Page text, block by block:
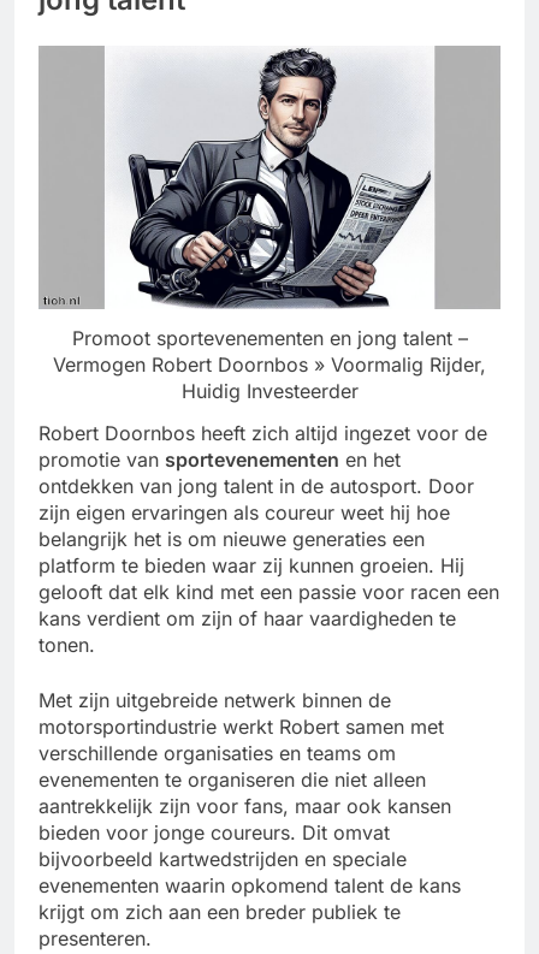
Promoot sportevenementen en jong talent –
Vermogen Robert Doornbos » Voormalig Rijder,
Huidig Investeerder
Robert Doornbos heeft zich altijd ingezet voor de
promotie van sportevenementen en het
ontdekken van jong talent in de autosport. Door
zijn eigen ervaringen als coureur weet hij hoe
belangrijk het is om nieuwe generaties een
platform te bieden waar zij kunnen groeien. Hij
gelooft dat elk kind met een passie voor racen een
kans verdient om zijn of haar vaardigheden te
tonen.
Met zijn uitgebreide netwerk binnen de
motorsportindustrie werkt Robert samen met
verschillende organisaties en teams om
evenementen te organiseren die niet alleen
aantrekkelijk zijn voor fans, maar ook kansen
bieden voor jonge coureurs. Dit omvat
bijvoorbeeld kartwedstrijden en speciale
evenementen waarin opkomend talent de kans
krijgt om zich aan een breder publiek te
presenteren.